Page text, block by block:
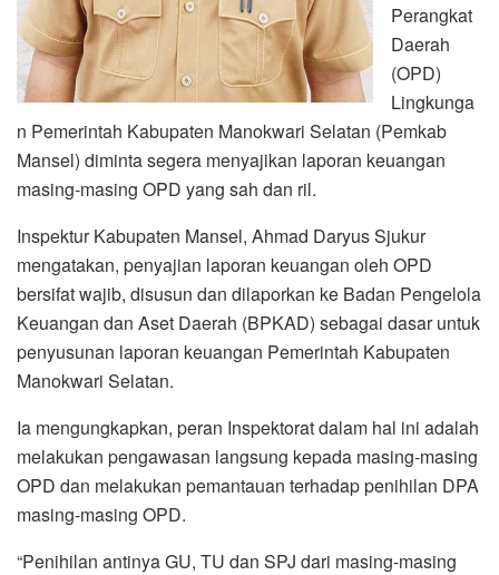
Perangkat
Daerah
(OPD)
Lingkunga
n Pemerintah Kabupaten Manokwari Selatan (Pemkab
Mansel) diminta segera menyajikan laporan keuangan
masing-masing OPD yang sah dan ril.
Inspektur Kabupaten Mansel, Ahmad Daryus Sjukur
mengatakan, penyajian laporan keuangan oleh OPD
bersifat wajib, disusun dan dilaporkan ke Badan Pengelola
Keuangan dan Aset Daerah (BPKAD) sebagai dasar untuk
penyusunan laporan keuangan Pemerintah Kabupaten
Manokwari Selatan.
Ia mengungkapkan, peran Inspektorat dalam hal ini adalah
melakukan pengawasan langsung kepada masing-masing
OPD dan melakukan pemantauan terhadap penihilan DPA
masing-masing OPD.
“Penihilan antinya GU, TU dan SPJ dari masing-masing